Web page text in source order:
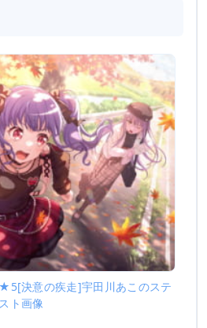
★5[決意の疾走]宇田川あこのステ
ト画像